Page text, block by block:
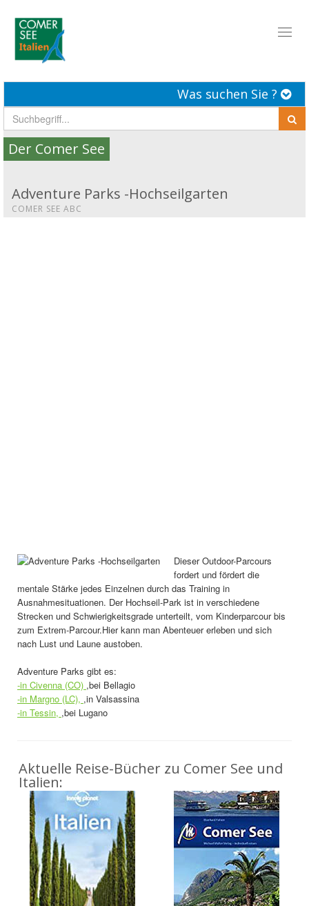
Was suchen Sie ?
Der Comer See
Adventure Parks -Hochseilgarten
COMER SEE ABC
Dieser Outdoor-Parcours
fordert und fördert die
mentale Stärke jedes Einzelnen durch das Training in
Ausnahmesituationen. Der Hochseil-Park ist in verschiedene
Strecken und Schwierigkeitsgrade unterteilt, vom Kinderparcour bis
zum Extrem-Parcour.Hier kann man Abenteuer erleben und sich
nach Lust und Laune austoben.
Adventure Parks gibt es:
-in Civenna (CO) ,bei Bellagio
-in Margno (LC), ,in Valsassina
-in Tessin, ,bei Lugano
Aktuelle Reise-Bücher zu Comer See und
Italien: